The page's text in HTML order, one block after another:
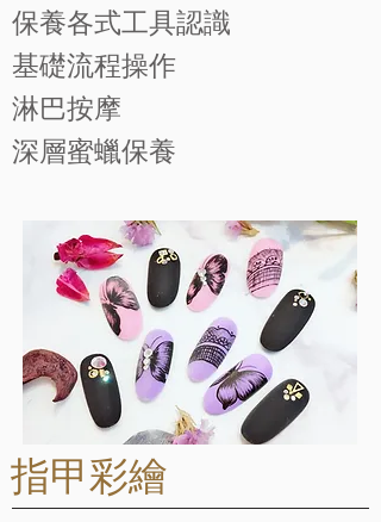
保養各式工具認識
基礎流程操作
​淋巴按摩
深層蜜蠟保養
​指甲彩繪